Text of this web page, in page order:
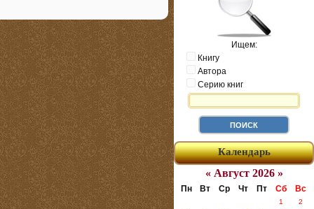
Ищем:
Книгу
Автора
Серию книг
Календарь
« Август 2026 »
Пн Вт Ср Чт Пт Сб Вс
1
2